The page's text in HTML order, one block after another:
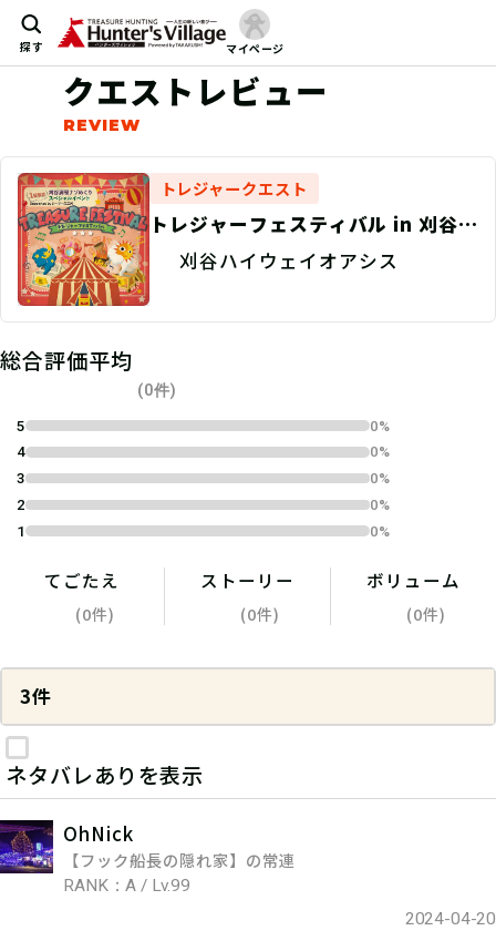
探す マイページ
クエストレビュー
トレジャークエスト
トレジャーフェスティバル in 刈谷ハ
イウェイオアシス
刈谷ハイウェイオアシス
総合評価平均
(0件)
5
0%
4
0%
3
0%
2
0%
1
0%
てごたえ
(0件)
ストーリー
(0件)
ボリューム
(0件)
3件
ネタバレありを表示
OhNick
【フック船長の隠れ家】の常連
RANK：A / Lv.99
2024-04-20